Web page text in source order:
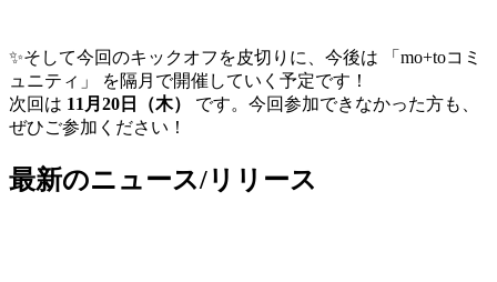
✨そして今回のキックオフを皮切りに、今後は 「mo+toコミ
ュニティ」 を隔月で開催していく予定です！
次回は 11月20日（木）
です。今回参加できなかった方も、
ぜひご参加ください！
最新のニュース/リリース